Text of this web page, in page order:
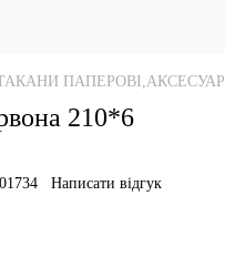
210*6
Написати відгук